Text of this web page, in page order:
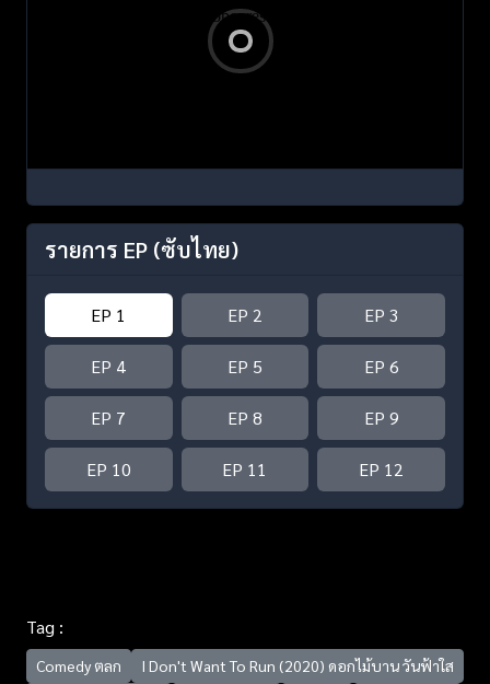
รายการ EP (ซับไทย)
EP 1 EP 2 EP 3
EP 4 EP 5 EP 6
EP 7 EP 8 EP 9
EP 10 EP 11 EP 12
Tag :
Comedy ตลก
I Don't Want To Run (2020) ดอกไม้บาน วันฟ้าใส